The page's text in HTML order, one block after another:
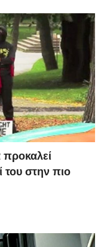
προκαλεί
του στην πιο